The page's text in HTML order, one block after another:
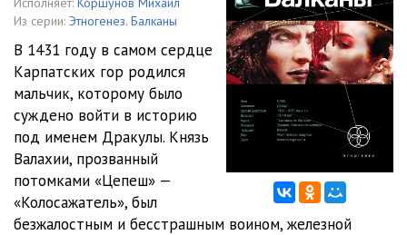
1:17:43
Из серии: Этногенез. Балканы
В 1431 году в самом сердце
Карпатских гор родился
мальчик, которому было
суждено войти в историю
под именем Дракулы. Князь
Валахии, прозванный
потомками «Цепеш» —
«Колосажатель», был
безжалостным и бесстрашным воином, железной